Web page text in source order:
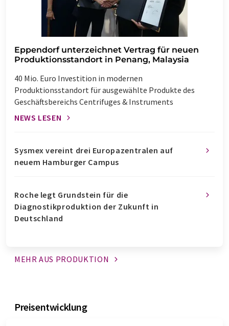
Eppendorf unterzeichnet Vertrag für neuen
Produktionsstandort in Penang, Malaysia
40 Mio. Euro Investition in modernen
Produktionsstandort für ausgewählte Produkte des
Geschäftsbereichs Centrifuges & Instruments
NEWS LESEN
Sysmex vereint drei Europazentralen auf
neuem Hamburger Campus
Roche legt Grundstein für die
Diagnostikproduktion der Zukunft in
Deutschland
MEHR AUS PRODUKTION
Preisentwicklung